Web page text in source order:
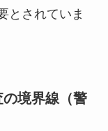
とされていま
境界線（警